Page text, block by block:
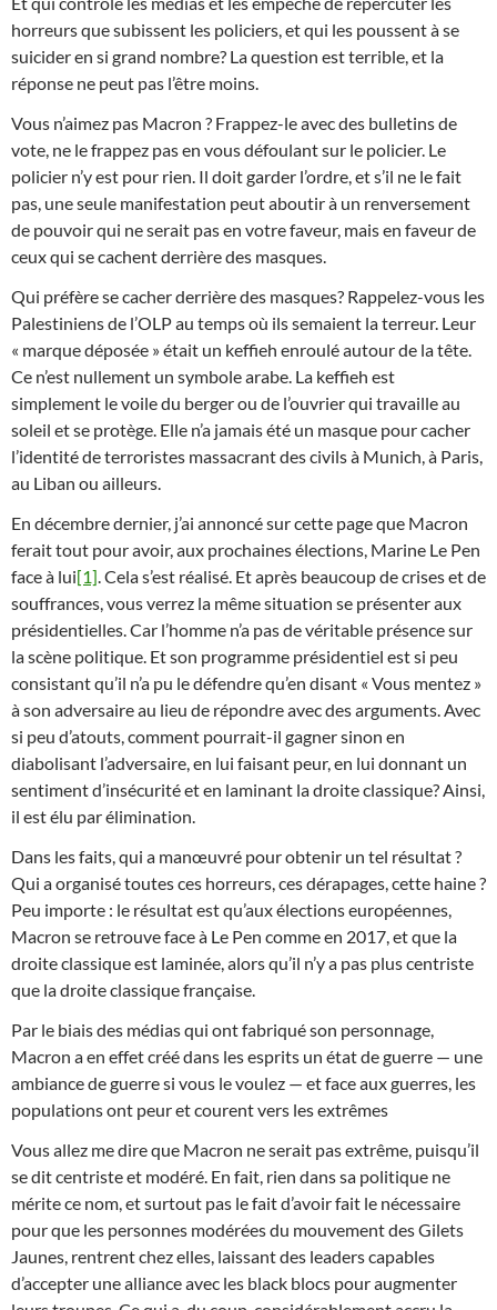
horreurs que subissent les policiers, et qui les poussent à se
suicider en si grand nombre? La question est terrible, et la
réponse ne peut pas l’être moins.
Vous n’aimez pas Macron ? Frappez-le avec des bulletins de
vote, ne le frappez pas en vous défoulant sur le policier. Le
policier n’y est pour rien. Il doit garder l’ordre, et s’il ne le fait
pas, une seule manifestation peut aboutir à un renversement
de pouvoir qui ne serait pas en votre faveur, mais en faveur de
ceux qui se cachent derrière des masques.
Qui préfère se cacher derrière des masques? Rappelez-vous les
Palestiniens de l’OLP au temps où ils semaient la terreur. Leur
« marque déposée » était un keffieh enroulé autour de la tête.
Ce n’est nullement un symbole arabe. La keffieh est
simplement le voile du berger ou de l’ouvrier qui travaille au
soleil et se protège. Elle n’a jamais été un masque pour cacher
l’identité de terroristes massacrant des civils à Munich, à Paris,
au Liban ou ailleurs.
En décembre dernier, j’ai annoncé sur cette page que Macron
ferait tout pour avoir, aux prochaines élections, Marine Le Pen
face à lui[1]. Cela s’est réalisé. Et après beaucoup de crises et de
souffrances, vous verrez la même situation se présenter aux
présidentielles. Car l’homme n’a pas de véritable présence sur
la scène politique. Et son programme présidentiel est si peu
consistant qu’il n’a pu le défendre qu’en disant « Vous mentez »
à son adversaire au lieu de répondre avec des arguments. Avec
si peu d’atouts, comment pourrait-il gagner sinon en
diabolisant l’adversaire, en lui faisant peur, en lui donnant un
sentiment d’insécurité et en laminant la droite classique? Ainsi,
il est élu par élimination.
Dans les faits, qui a manœuvré pour obtenir un tel résultat ?
Qui a organisé toutes ces horreurs, ces dérapages, cette haine ?
Peu importe : le résultat est qu’aux élections européennes,
Macron se retrouve face à Le Pen comme en 2017, et que la
droite classique est laminée, alors qu’il n’y a pas plus centriste
que la droite classique française.
Par le biais des médias qui ont fabriqué son personnage,
Macron a en effet créé dans les esprits un état de guerre — une
ambiance de guerre si vous le voulez — et face aux guerres, les
populations ont peur et courent vers les extrêmes
Vous allez me dire que Macron ne serait pas extrême, puisqu’il
se dit centriste et modéré. En fait, rien dans sa politique ne
mérite ce nom, et surtout pas le fait d’avoir fait le nécessaire
pour que les personnes modérées du mouvement des Gilets
Jaunes, rentrent chez elles, laissant des leaders capables
d’accepter une alliance avec les black blocs pour augmenter